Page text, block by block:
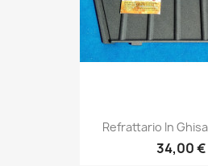
Refrattario In
34,00 €